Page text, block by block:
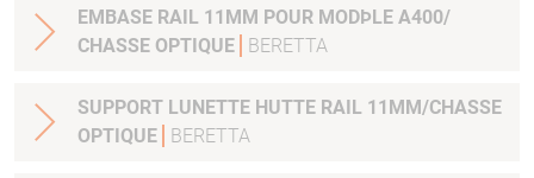
EMBASE RAIL 11MM POUR MODÞLE A400/
CHASSE OPTIQUE
BERETTA
SUPPORT LUNETTE HUTTE RAIL 11MM/CHASSE
OPTIQUE
BERETTA